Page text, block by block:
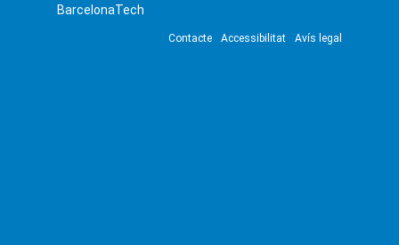
BarcelonaTech
Contacte Accessibilitat Avís legal